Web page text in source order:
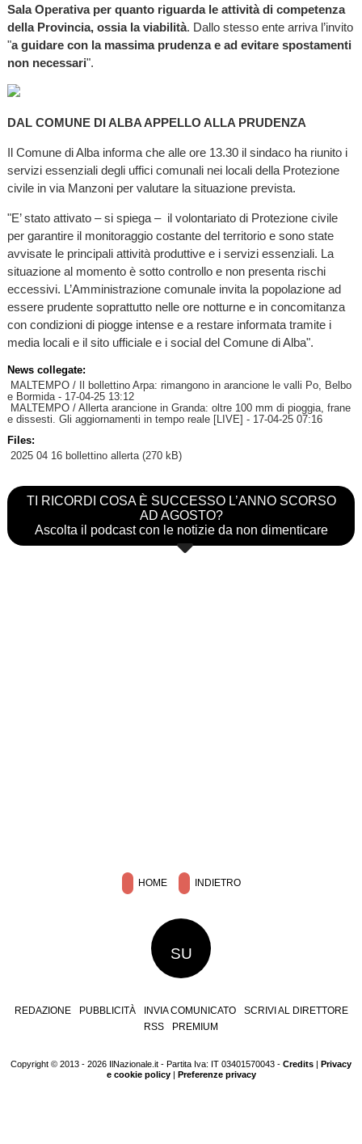
Sala Operativa per quanto riguarda le attività di competenza
della Provincia, ossia la viabilità. Dallo stesso ente arriva l’invito
"a guidare con la massima prudenza e ad evitare spostamenti
non necessari".
DAL COMUNE DI ALBA APPELLO ALLA PRUDENZA
Il Comune di Alba informa che alle ore 13.30 il sindaco ha riunito i
servizi essenziali degli uffici comunali nei locali della Protezione
civile in via Manzoni per valutare la situazione prevista.
"E’ stato attivato – si spiega – il volontariato di Protezione civile
per garantire il monitoraggio costante del territorio e sono state
avvisate le principali attività produttive e i servizi essenziali. La
situazione al momento è sotto controllo e non presenta rischi
eccessivi. L’Amministrazione comunale invita la popolazione ad
essere prudente soprattutto nelle ore notturne e in concomitanza
con condizioni di piogge intense e a restare informata tramite i
media locali e il sito ufficiale e i social del Comune di Alba".
News collegate:
MALTEMPO / Il bollettino Arpa: rimangono in arancione le valli Po, Belbo
e Bormida- 17-04-25 13:12
MALTEMPO / Allerta arancione in Granda: oltre 100 mm di pioggia, frane
e dissesti. Gli aggiornamenti in tempo reale [LIVE] - 17-04-25 07:16
Files:
2025 04 16 bollettino allerta(270 kB)
TI RICORDI COSA È SUCCESSO L’ANNO SCORSO
AD AGOSTO?
Ascolta il podcast con le notizie da non dimenticare
HOME INDIETRO
SU
REDAZIONE PUBBLICITÀ INVIA COMUNICATO
SCRIVI AL DIRETTORE
RSS
PREMIUM
Copyright © 2013 - 2026 IlNazionale.it - Partita Iva: IT 03401570043 - Credits
Privacy
e cookie policy| Preferenze privacy